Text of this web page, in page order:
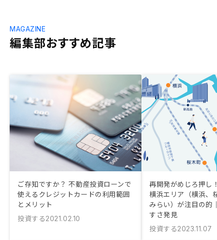
編集部おすすめ記事
MAGAZINE
ご存知ですか？ 不動産投資ローンで
使えるクレジットカードの利用範囲
とメリット
投資する2021.02.10
再開発がめじろ押し
横浜エリア（横浜、
みらい）が注目の的
すさ発見
投資する2023.11.07